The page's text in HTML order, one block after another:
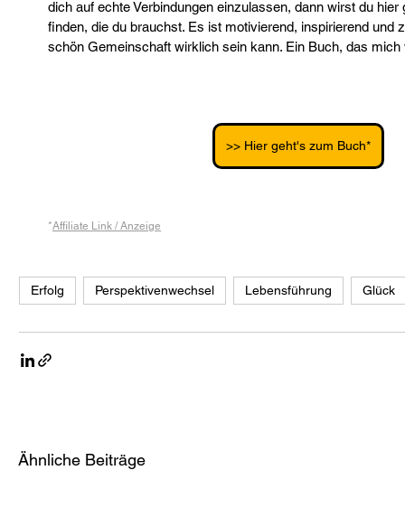
dich auf echte Verbindungen einzulassen, dann wirst du hier
finden, die du brauchst. Es ist motivierend, inspirierend und
schön Gemeinschaft wirklich sein kann. Ein Buch, das mich
>> Hier geht's zum Buch*
*Affiliate Link / Anzeige
Erfolg Perspektivenwechsel Lebensführung Glück
Ähnliche Beiträge